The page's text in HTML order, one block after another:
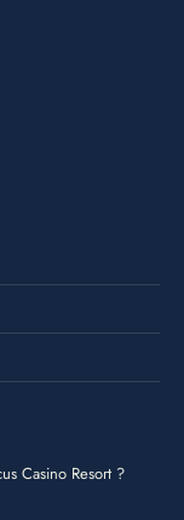
Casino Resort ?